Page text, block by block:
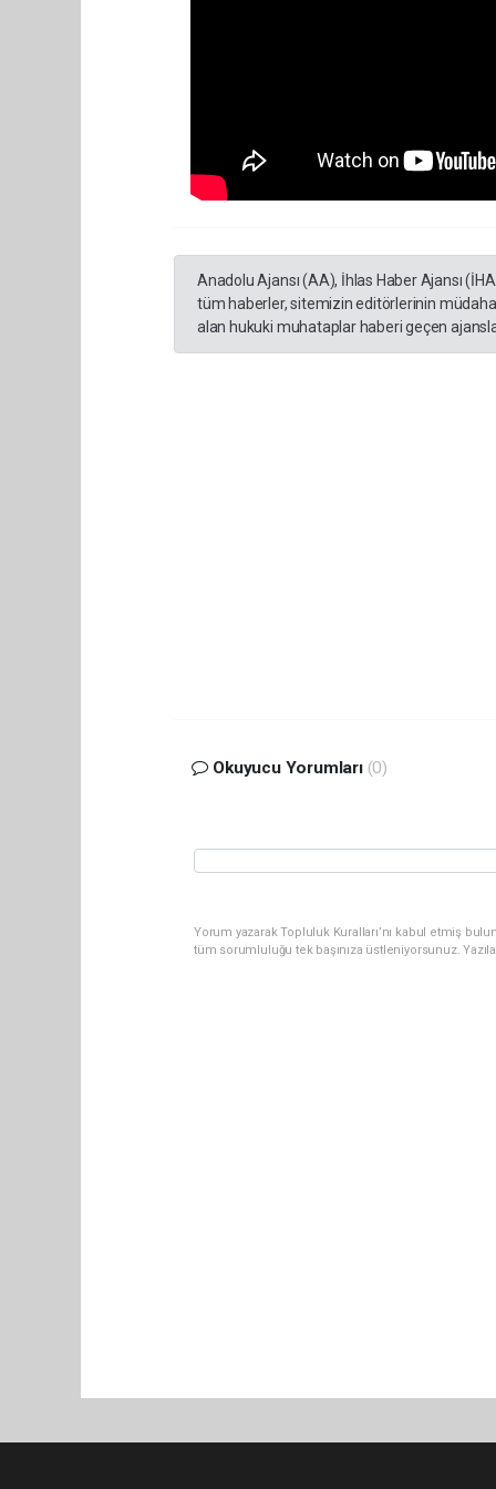
Anadolu Ajansı (AA), İhlas Haber Ajansı
tüm haberler, sitemizin editörlerinin
alan hukuki muhataplar haberi geçen
Okuyucu Yorumları (0)
Yorum yazarak Topluluk Kuralları’nı kabul etmiş
tüm sorumluluğu tek başınıza üstleniyorsunuz.